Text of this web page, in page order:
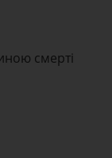
смерті